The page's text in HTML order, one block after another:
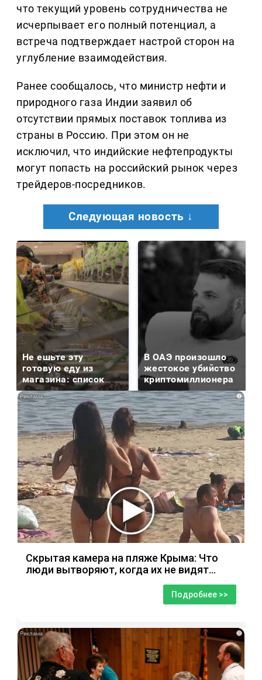
что текущий уровень сотрудничества не
исчерпывает его полный потенциал, а
встреча подтверждает настрой сторон на
углубление взаимодействия.
Ранее сообщалось, что министр нефти и
природного газа Индии заявил об
отсутствии прямых поставок топлива из
страны в Россию. При этом он не
исключил, что индийские нефтепродукты
могут попасть на российский рынок через
трейдеров-посредников.
Следующая новость ↓
Не ешьте эту
готовую еду из
магазина: список
В ОАЭ произошло
жестокое убийство
криптомиллионера
i
Скрытая камера на пляже Крыма: Что
люди вытворяют, когда их не видят...
Подробнее >>
i